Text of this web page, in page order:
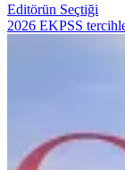
Editörün Seçtiği
2026 EKPSS